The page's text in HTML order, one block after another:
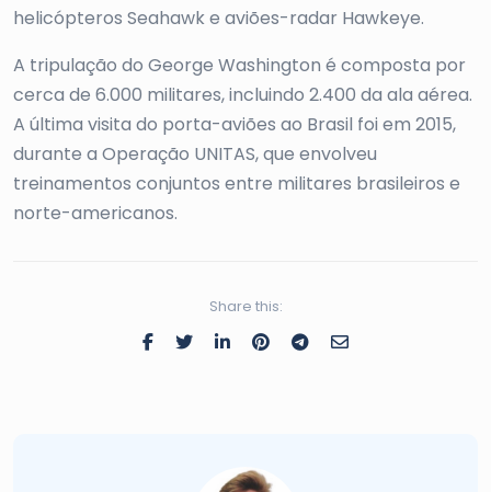
helicópteros Seahawk e aviões-radar Hawkeye.
A tripulação do George Washington é composta por
cerca de 6.000 militares, incluindo 2.400 da ala aérea.
A última visita do porta-aviões ao Brasil foi em 2015,
durante a Operação UNITAS, que envolveu
treinamentos conjuntos entre militares brasileiros e
norte-americanos.
Share this: